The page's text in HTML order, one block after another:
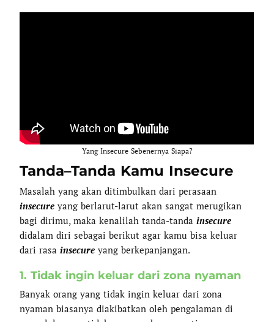
Yang Insecure Sebenernya Siapa?
Tanda–Tanda Kamu Insecure
Masalah yang akan ditimbulkan dari perasaan
insecure yang berlarut-larut akan sangat merugikan
bagi dirimu, maka kenalilah tanda-tandainsecure
didalam diri sebagai berikut agar kamu bisa keluar
dari rasainsecureyang berkepanjangan.
1. Tidak ingin keluar dari zona nyaman
Banyak orang yang tidak ingin keluar dari zona
nyaman biasanya diakibatkan oleh pengalaman di